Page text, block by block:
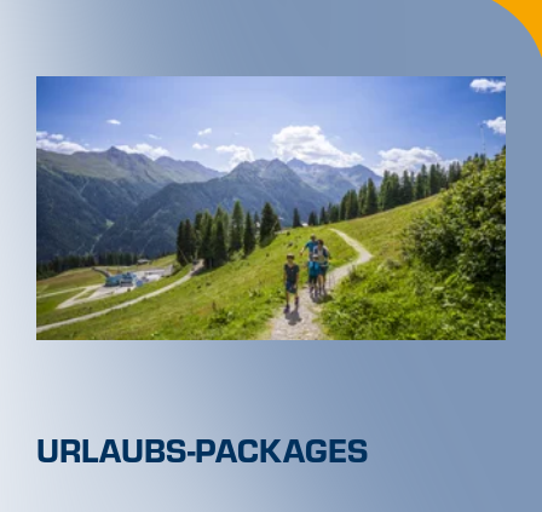
URLAUBS-PACKAGES